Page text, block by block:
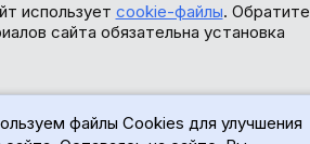
использует cookie-файлы. Обратите
сайта обязательна установка
файлы Cookies для улучшения